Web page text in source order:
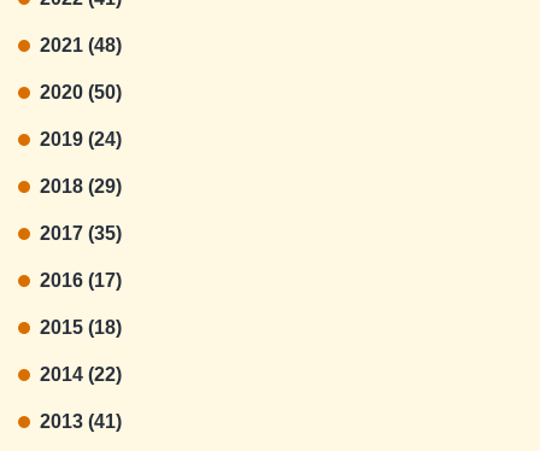
2021 (48)
2020 (50)
2019 (24)
2018 (29)
2017 (35)
2016 (17)
2015 (18)
2014 (22)
2013 (41)